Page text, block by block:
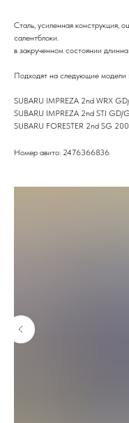
Сталь, усиленная конструкция,
салентблоки.
в закрученном состоянии
Подходят на следующие модели :
SUBARU IMPREZA 2nd WRX
SUBARU IMPREZA 2nd STI
SUBARU FORESTER 2nd SG
Номер авито: 2476366836